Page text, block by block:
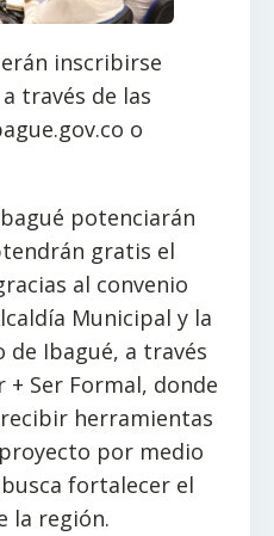
inscribirse
través de las
o
potenciarán
gratis el
al convenio
Municipal y la
de Ibagué, a través
Ser Formal, donde
herramientas
por medio
fortalecer el
la región.